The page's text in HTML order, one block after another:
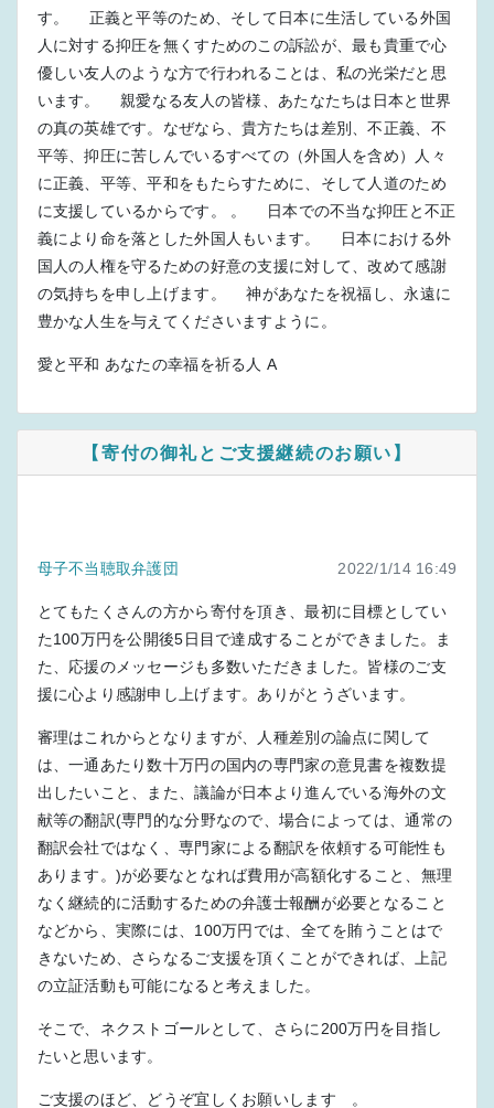
す。 正義と平等のため、そして日本に生活している外国
人に対する抑圧を無くすためのこの訴訟が、最も貴重で心
優しい友人のような方で行われることは、私の光栄だと思
います。 親愛なる友人の皆様、あたなたちは日本と世界
の真の英雄です。なぜなら、貴方たちは差別、不正義、不
平等、抑圧に苦しんでいるすべての（外国人を含め）人々
に正義、平等、平和をもたらすために、そして人道のため
に支援しているからです。 。 日本での不当な抑圧と不正
義により命を落とした外国人もいます。 日本における外
国人の人権を守るための好意の支援に対して、改めて感謝
の気持ちを申し上げます。 神があなたを祝福し、永遠に
豊かな人生を与えてくださいますように。
愛と平和 あなたの幸福を祈る人 A
【寄付の御礼とご支援継続のお願い】
母子不当聴取弁護団 2022/1/14 16:49
とてもたくさんの方から寄付を頂き、最初に目標としてい
た100万円を公開後5日目で達成することができました。ま
た、応援のメッセージも多数いただきました。皆様のご支
援に心より感謝申し上げます。ありがとうざいます。
審理はこれからとなりますが、人種差別の論点に関して
は、一通あたり数十万円の国内の専門家の意見書を複数提
出したいこと、また、議論が日本より進んでいる海外の文
献等の翻訳(専門的な分野なので、場合によっては、通常の
翻訳会社ではなく、専門家による翻訳を依頼する可能性も
あります。)が必要なとなれば費用が高額化すること、無理
なく継続的に活動するための弁護士報酬が必要となること
などから、実際には、100万円では、全てを賄うことはで
きないため、さらなるご支援を頂くことができれば、上記
の立証活動も可能になると考えました。
そこで、ネクストゴールとして、さらに200万円を目指し
たいと思います。
ご支援のほど、どうぞ宜しくお願いします 。